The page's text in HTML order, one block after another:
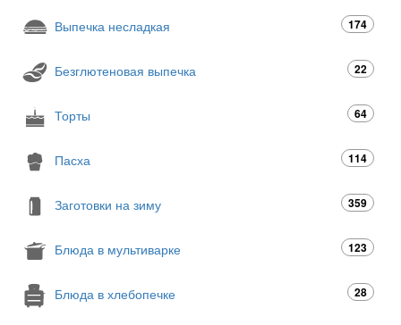
Выпечка несладкая 174
Безглютеновая выпечка 22
Торты 64
Пасха 114
Заготовки на зиму 359
Блюда в мультиварке 123
Блюда в хлебопечке 28